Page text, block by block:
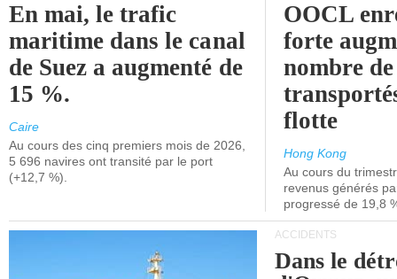
En mai, le trafic
maritime dans le canal
de Suez a augmenté de
15 %.
Caire
Au cours des cinq premiers mois de 2026,
5 696 navires ont transité par le port
(+12,7 %).
OOCL
forte
nombre
flotte
Hong Kong
Au cours du
revenus générés
progressé de 19,8
ACCIDENTS
Dans le